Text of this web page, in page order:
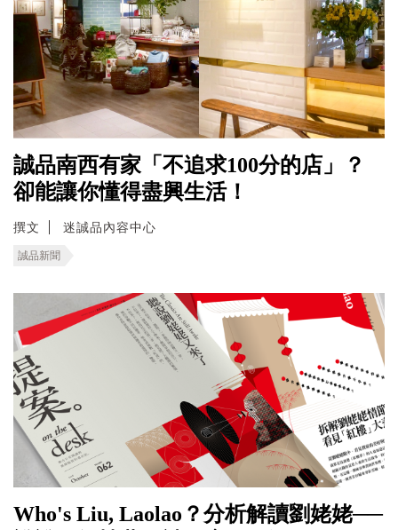
誠品南西有家「不追求100分的店」？
卻能讓你懂得盡興生活！
撰文 迷誠品內容中心
誠品新聞
Who's Liu, Laolao？分析解讀劉姥姥──